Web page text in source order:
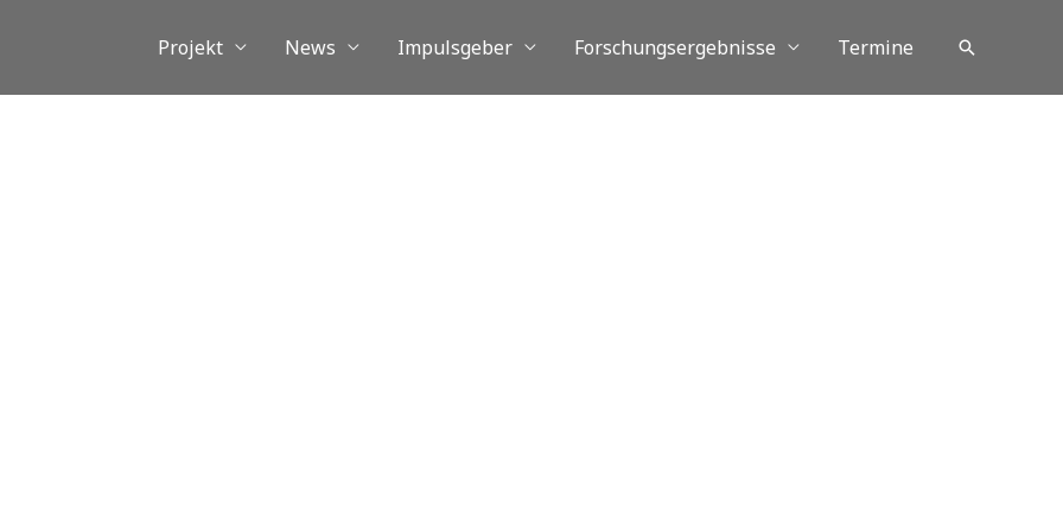
Projekt News Impulsgeber Forschungsergebnisse Termine Suchen